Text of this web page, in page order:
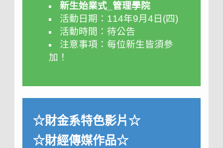
新生始業式_管理學院
活動日期：114年9月4日(四)
活動時間：待公告
注意事項：每位新生皆須參
加！
☆財金系特色影片☆
☆財經傳媒作品☆